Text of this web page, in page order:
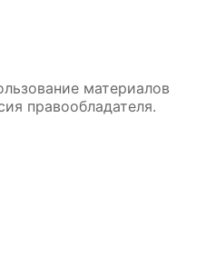
на
странице
материалов
правообладателя.